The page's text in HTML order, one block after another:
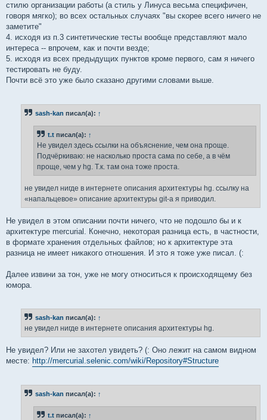
стилю организации работы (а стиль у Линуса весьма специфичен,
говоря мягко); во всех остальных случаях "вы скорее всего ничего не
заметите"
4. исходя из п.3 синтетические тесты вообще представляют мало
интереса -- впрочем, как и почти везде;
5. исходя из всех предыдущих пунктов кроме первого, сам я ничего
тестировать не буду.
Почти всё это уже было сказано другими словами выше.
sash-kan писал(а): ↑
t.t писал(а): ↑
Не увидел здесь ссылки на объяснение, чем она проще.
Подчёркиваю: не насколько проста сама по себе, а в чём
проще, чем у hg. Т.к. там она тоже проста.
не увидел нигде в интернете описания архитектуры hg. ссылку на
«напальцевое» описание архитектуры git-а я приводил.
Не увидел в этом описании почти ничего, что не подошло бы и к
архитектуре mercurial. Конечно, некоторая разница есть, в частности,
в формате хранения отдельных файлов; но к архитектуре эта
разница не имеет никакого отношения. И это я тоже уже писал. (:
Далее извини за тон, уже не могу относиться к происходящему без
юмора.
sash-kan писал(а): ↑
не увидел нигде в интернете описания архитектуры hg.
Не увидел? Или не захотел увидеть? (: Оно лежит на самом видном
месте: http://mercurial.selenic.com/wiki/Repository#Structure
sash-kan писал(а): ↑
t.t писал(а): ↑